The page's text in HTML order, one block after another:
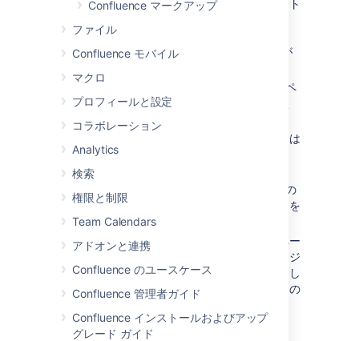
Confluence マークアップ
ファイル
Confluence モバイル
マクロ
プロフィールと設定
コラボレーション
Analytics
検索
権限と制限
Team Calendars
アドオンと連携
Confluence のユースケース
Confluence 管理者ガイド
Confluence インストールおよびアップ
グレード ガイド
[ファイルを選択] を選択して、インポート
[ 次へ] を選択します。
ドキュメントのインポート オプションが
を入力します (ペ
ージ タイトルにファイル名を使用したく
ない場合)。
ファイルを（新しいページとして、または
同じタイトルの既存のページに上書きし
て）インポートする
タイトル
の処理方法 (新しいページの
名前を変更するか、または既存のページを
置き換える) を選択します。
ファイルの見出しスタイルに応じて、ペー
ジの作成を単一ページにするか複数ページ
にするかを選択します（ファイルに見出し
スタイルが含まれている場合にのみ、この
ClickImport.